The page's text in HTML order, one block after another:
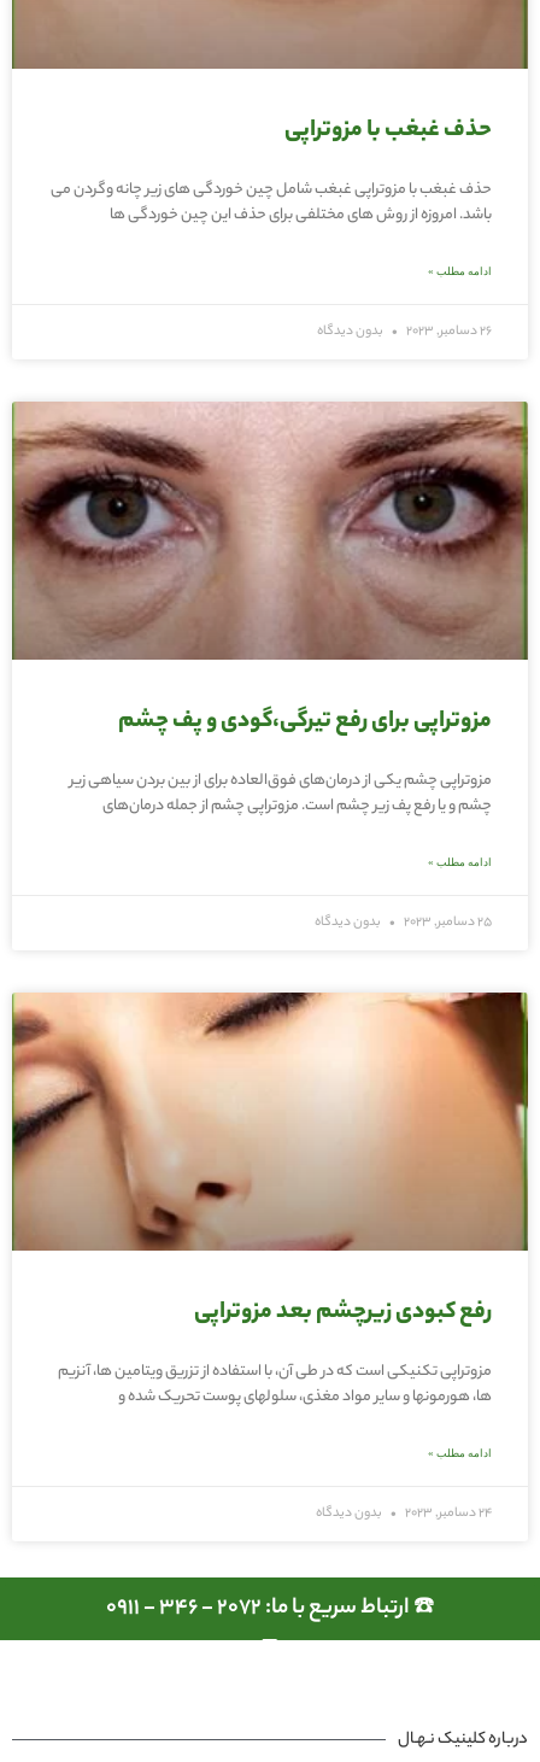
حذف غبغب با مزوتراپی
حذف غبغب با مزوتراپی غبغب شامل چین خوردگی های زیر چانه وگردن می
باشد. امروزه از روش های مختلفی برای حذف این چین خوردگی ها
ادامه مطلب »
26 دسامبر, 2023 بدون دیدگاه
مزوتراپی برای رفع تیرگی،گودی و پف‌ چشم
مزوتراپی چشم یکی از درمان‌های فوق‌العاده برای از بین بردن سیاهی زیر
چشم و یا رفع پف زیر چشم است. مزوتراپی چشم از جمله درمان‌های
ادامه مطلب »
25 دسامبر, 2023 بدون دیدگاه
رفع کبودی زیرچشم بعد مزوتراپی
مزوتراپی تکنیکی است که در طی آن، با استفاده از تزریق ویتامین ها، آنزیم
ها، هورمونها و سایر مواد مغذی، سلولهای پوست تحریک شده و
ادامه مطلب »
24 دسامبر, 2023 بدون دیدگاه
☎️ ارتباط سریع با ما: 2072 - 346 - 0911
درباره کلینیک نـهـال